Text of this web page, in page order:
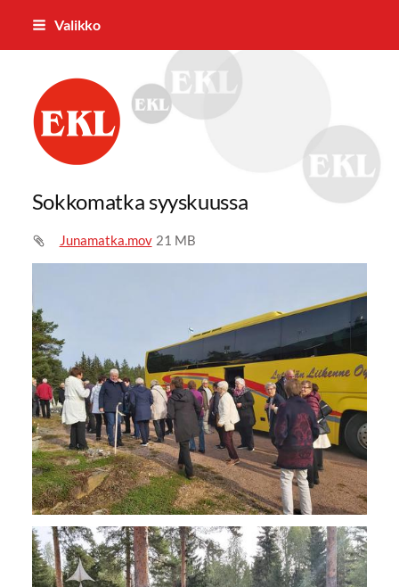
Siirry
Valikko
Eurajoen Eläkkeensaajat ry
Sokkomatka syyskuussa
Junamatka.mov 21 MB